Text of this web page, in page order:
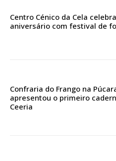
Sendo assinante terá acesso a todos
Escolha o plano de
Centro Cénico da Cela
aniversário com festival de
Confraria do Frango na
apresentou o primeiro
Ceeria